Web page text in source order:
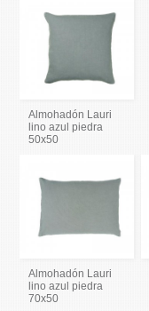
Almohadón Lauri
lino azul piedra
50x50
Almohadón Lauri
lino azul piedra
70x50